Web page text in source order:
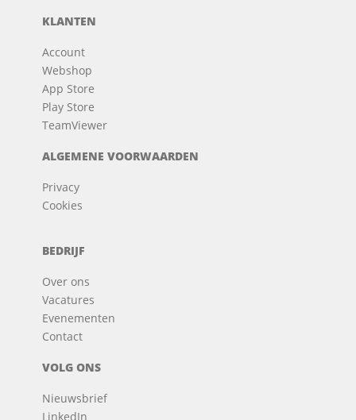
KLANTEN
Account
Webshop
App Store
Play Store
TeamViewer
ALGEMENE VOORWAARDEN
Privacy
Cookies
BEDRIJF
Over ons
Vacatures
Evenementen
Contact
VOLG ONS
Nieuwsbrief
LinkedIn